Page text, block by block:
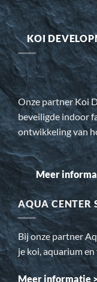
KOI
Onze partner Koi
beveiligde indoor
ontwikkeling van
Meer
AQUA CENTER
Bij onze partner
je koi, aquarium
Meer informatie